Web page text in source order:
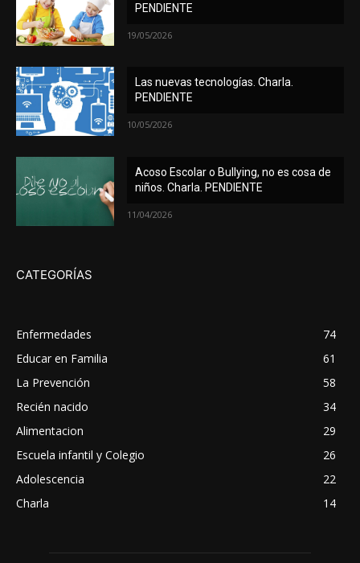
PENDIENTE
19/05/2026
Las nuevas tecnologías. Charla.
PENDIENTE
10/05/2026
Acoso Escolar o Bullying, no es cosa de
niños. Charla. PENDIENTE
11/04/2026
CATEGORÍAS
Enfermedades
74
Educar en Familia
61
La Prevención
58
Recién nacido
34
Alimentacion
29
Escuela infantil y Colegio
26
Adolescencia
22
Charla
14